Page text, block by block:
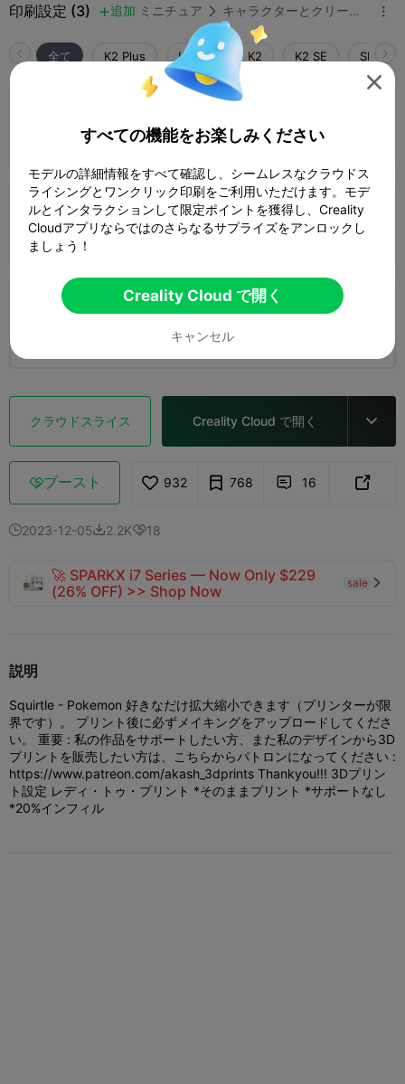
印刷設定 (3) 追加 ミニチュア  キャラクターとクリーチャー 
全て K2 Plus K2 Pro K2 K2 SE
 01h 21m  1 プレート  68.40g
0.2mm layer, 2 walls, 15% infill
 02h 13m  1 プレート  91.06g
0.2mm layer, 2 walls, 10% infill
44m 49s 
クラウドスライス Creality Cloud で開く 
ブースト 932 768  16 
2023-12-052.2K18
🚀 SPARKX i7 Series — Now Only $229
(26% OFF) >> Shop Now
sale 
説明
Squirtle - Pokemon 好きなだけ拡大縮小できます（プリンターが限
界です）。 プリント後に必ずメイキングをアップロードしてくださ
い。 重要 : 私の作品をサポートしたい方、また私のデザインから3D
プリントを販売したい方は、こちらからパトロンになってください :
https://www.patreon.com/akash_3dprints Thankyou!!! 3Dプリン
ト設定 レディ・トゥ・プリント *そのままプリント *サポートなし
*20%インフィル

すべての機能をお楽しみください
モデルの詳細情報をすべて確認し、シームレスなクラウドス
ライシングとワンクリック印刷をご利用いただけます。モデ
ルとインタラクションして限定ポイントを獲得し、Creality
Cloudアプリならではのさらなるサプライズをアンロックし
ましょう！
Creality Cloud で開く
キャンセル